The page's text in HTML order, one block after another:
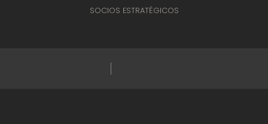
SOCIOS ESTRATÉGICOS